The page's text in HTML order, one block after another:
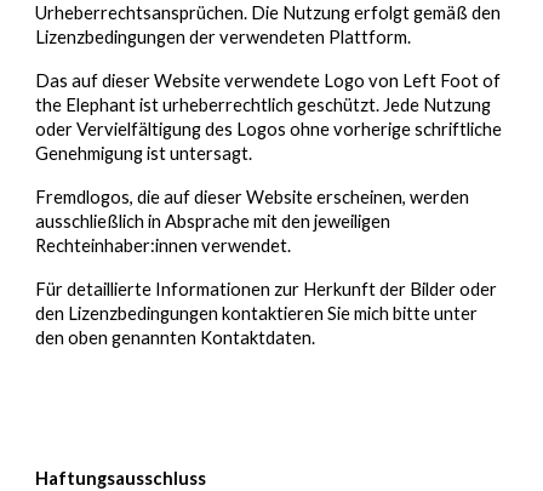
Urheberrechtsansprüchen. Die Nutzung erfolgt gemäß den
Lizenzbedingungen der verwendeten Plattform.
Das auf dieser Website verwendete Logo von Left Foot of
the Elephant ist urheberrechtlich geschützt. Jede Nutzung
oder Vervielfältigung des Logos ohne vorherige schriftliche
Genehmigung ist untersagt.
Fremdlogos, die auf dieser Website erscheinen, werden
ausschließlich in Absprache mit den jeweiligen
Rechteinhaber:innen verwendet.
Für detaillierte Informationen zur Herkunft der Bilder oder
den Lizenzbedingungen kontaktieren Sie mich bitte unter
den oben genannten Kontaktdaten.
Haftungsausschluss